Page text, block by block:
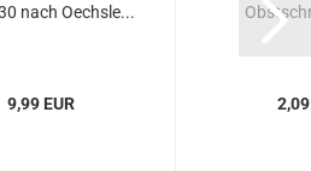
nach Oechsle...
9,99 EUR 2,09